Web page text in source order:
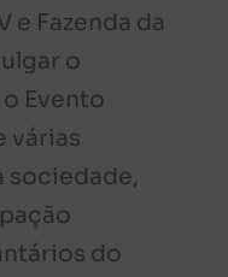
e Fazenda da
o
Evento
várias
sociedade,
do